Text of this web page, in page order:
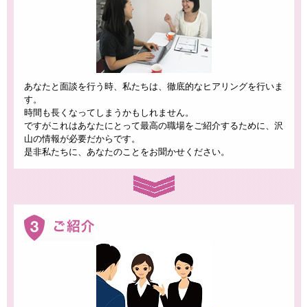
あなたと面談を行う時、私たちは、徹底的なヒアリングを行いま
す。
時間も長くなってしまうかもしれません。
ですがこれはあなたにとって最高の職場をご紹介するために、沢
山の情報が必要だからです。
是非私たちに、あなたのことをお聞かせください。